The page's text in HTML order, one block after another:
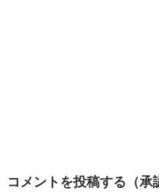
コメントを投稿する（承